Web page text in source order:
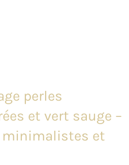
perles
et vert sauge –
et